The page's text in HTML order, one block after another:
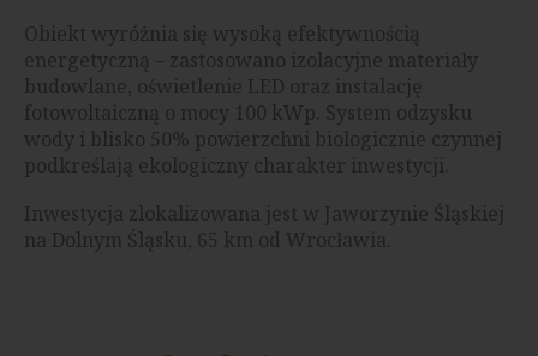
Obiekt wyróżnia się wysoką efektywnością
energetyczną – zastosowano izolacyjne materiały
budowlane, oświetlenie LED oraz instalację
fotowoltaiczną o mocy 100 kWp. System odzysku
wody i blisko 50% powierzchni biologicznie czynnej
podkreślają ekologiczny charakter inwestycji.
Inwestycja zlokalizowana jest w Jaworzynie Śląskiej
na Dolnym Śląsku, 65 km od Wrocławia.